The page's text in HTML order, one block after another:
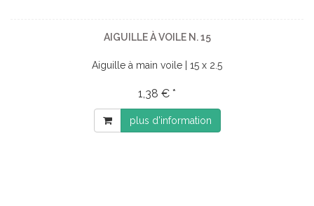
AIGUILLE À VOILE N. 15
Aiguille à main voile | 15 x 2.5
1,38 € *
plus d'information